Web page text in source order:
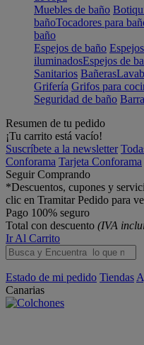
Muebles de baño
bañoTocadores para
baño
Espejos de baño
iluminadosEspejos de
Sanitarios Bañeras
Grifería Grifos para
Seguridad de baño
Resumen de tu pedido
¡Tu carrito está vacío!
Suscríbete a la newsletter
Conforama Tarjeta Conforama
Seguir Comprando
*Descuentos, cupones y
clic en Tramitar Pedido para
Pago 100% seguro
Total con descuento (IVA
Ir Al Carrito
Estado de mi pedido Tiendas
Canarias